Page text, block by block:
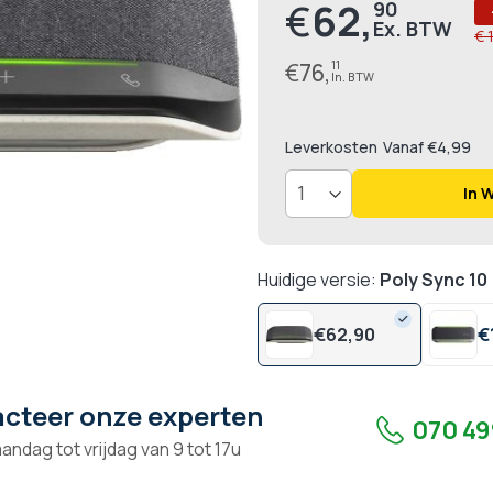
Prijs
€62, 90
€76, 11
€
Leverkosten Vanaf €4,99
In
Huidige versie: Poly Sync 10
€62,90 €
onze experten
tot vrijdag van 9 tot 17u
070